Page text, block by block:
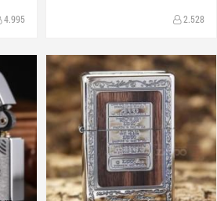
4.995 2.528